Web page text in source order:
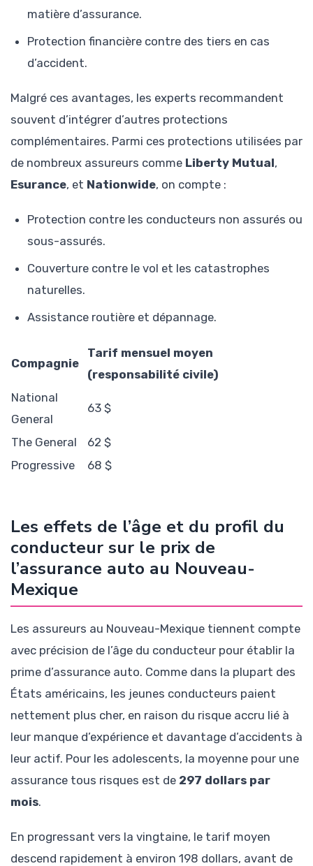
matière d’assurance.
Protection financière contre des tiers en cas
d’accident.
Malgré ces avantages, les experts recommandent
souvent d’intégrer d’autres protections
complémentaires. Parmi ces protections utilisées par
de nombreux assureurs comme Liberty Mutual,
Esurance, et Nationwide, on compte :
Protection contre les conducteurs non assurés ou
sous-assurés.
Couverture contre le vol et les catastrophes
naturelles.
Assistance routière et dépannage.
Compagnie
Tarif mensuel moyen
(responsabilité civile)
National
General
63 $
The General
62 $
Progressive
68 $
Les effets de l’âge et du profil du
conducteur sur le prix de
l’assurance auto au Nouveau-
Mexique
Les assureurs au Nouveau-Mexique tiennent compte
avec précision de l’âge du conducteur pour établir la
prime d’assurance auto. Comme dans la plupart des
États américains, les jeunes conducteurs paient
nettement plus cher, en raison du risque accru lié à
leur manque d’expérience et davantage d’accidents à
leur actif. Pour les adolescents, la moyenne pour une
assurance tous risques est de 297 dollars par
mois.
En progressant vers la vingtaine, le tarif moyen
descend rapidement à environ 198 dollars, avant de